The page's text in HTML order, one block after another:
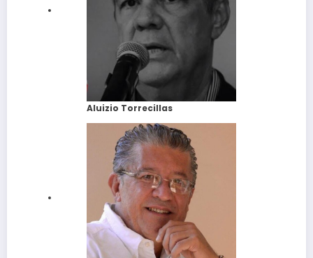
Aluizio Torrecillas